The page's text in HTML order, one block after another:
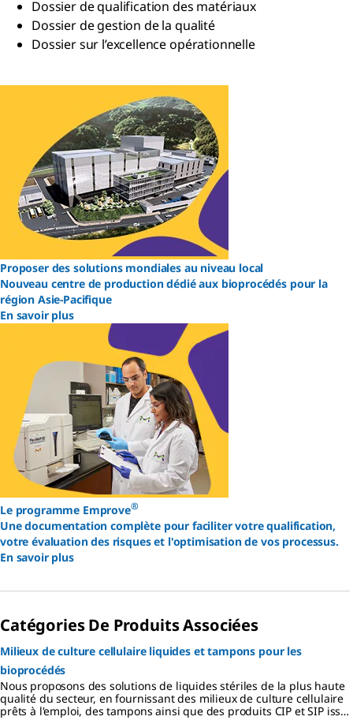
Dossier de qualification des matériaux
Dossier de gestion de la qualité
Dossier sur l’excellence opérationnelle
Proposer des solutions mondiales au niveau local
Nouveau centre de production dédié aux bioprocédés pour la
région Asie-Pacifique
En savoir plus
Le programme Emprove®
Une documentation complète pour faciliter votre qualification,
votre évaluation des risques et l'optimisation de vos processus.
En savoir plus
Catégories De Produits Associées
Milieux de culture cellulaire liquides et tampons pour les
bioprocédés
Nous proposons des solutions de liquides stériles de la plus haute
qualité du secteur, en fournissant des milieux de culture cellulaire
prêts à l'emploi, des tampons ainsi que des produits CIP et SIP issus